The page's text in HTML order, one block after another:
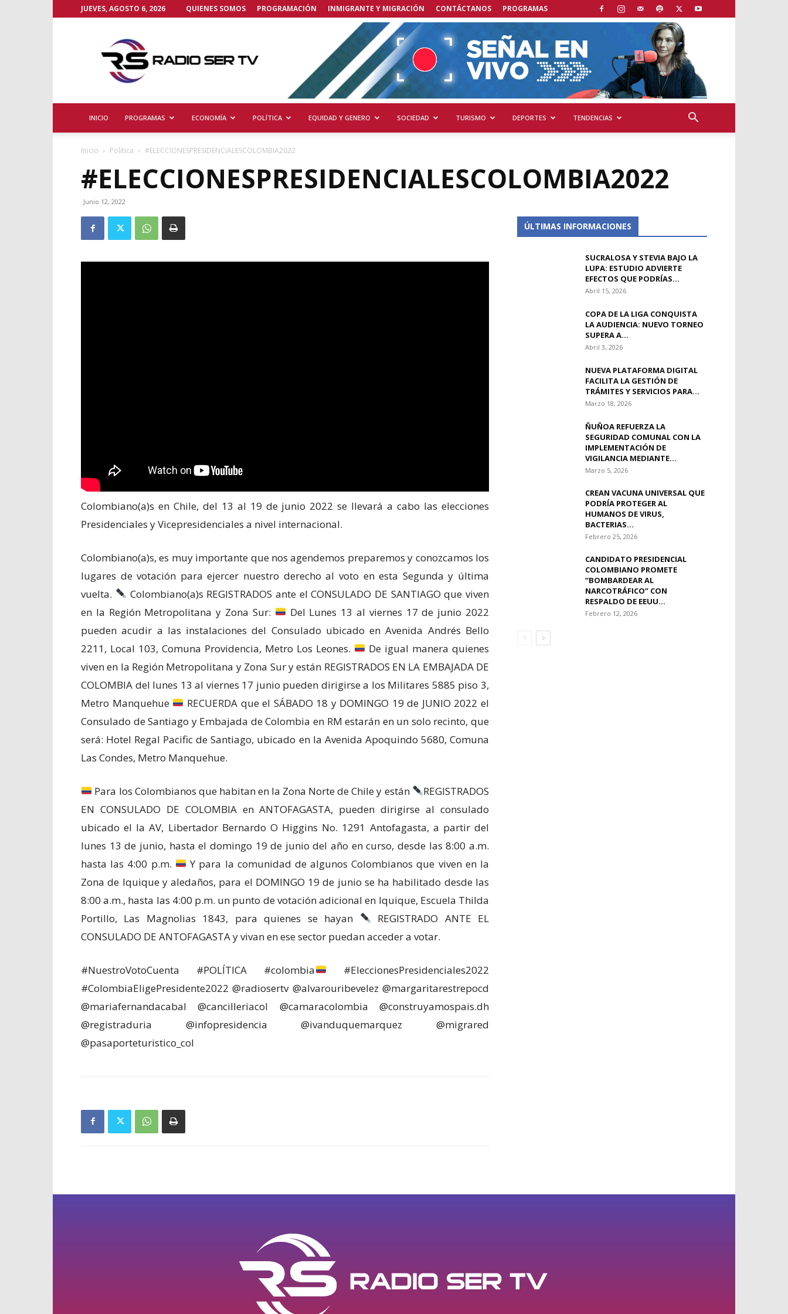
JUEVES, AGOSTO 6, 2026 QUIENES SOMOS PROGRAMACIÓN INMIGRANTE Y MIGRACIÓN CONTÁCTANOS PROGRAMAS
TV
INICIO PROGRAMAS ECONOMÍA POLÍTICA EQUIDAD Y GENERO SOCIEDAD TURISMO DEPORTES TENDENCIAS
Inicio Política #ELECCIONESPRESIDENCIALESCOLOMBIA2022
#ELECCIONESPRESIDENCIALESCOLOMBIA2022
Junio 12, 2022
Colombiano(a)s en Chile, del 13 al 19 de junio 2022 se llevará a cabo las elecciones
Presidenciales y Vicepresidenciales a nivel internacional.
Colombiano(a)s, es muy importante que nos agendemos preparemos y conozcamos los
lugares de votación para ejercer nuestro derecho al voto en esta Segunda y última
vuelta.
Colombiano(a)s REGISTRADOS ante el CONSULADO DE SANTIAGO que viven
en la Región Metropolitana y Zona Sur:
Del Lunes 13 al viernes 17 de junio 2022
pueden acudir a las instalaciones del Consulado ubicado en Avenida Andrés Bello
2211, Local 103, Comuna Providencia, Metro Los Leones.
De igual manera quienes
viven en la Región Metropolitana y Zona Sur y están REGISTRADOS EN LA EMBAJADA DE
COLOMBIA del lunes 13 al viernes 17 junio pueden dirigirse a los Militares 5885 piso 3,
Metro Manquehue
RECUERDA que el SÁBADO 18 y DOMINGO 19 de JUNIO 2022 el
Consulado de Santiago y Embajada de Colombia en RM estarán en un solo recinto, que
será: Hotel Regal Pacific de Santiago, ubicado en la Avenida Apoquindo 5680, Comuna
Las Condes, Metro Manquehue.
Para los Colombianos que habitan en la Zona Norte de Chile y están
REGISTRADOS
EN CONSULADO DE COLOMBIA en ANTOFAGASTA, pueden dirigirse al consulado
ubicado el la AV, Libertador Bernardo O Higgins No. 1291 Antofagasta, a partir del
lunes 13 de junio, hasta el domingo 19 de junio del año en curso, desde las 8:00 a.m.
hasta las 4:00 p.m.
Y para la comunidad de algunos Colombianos que viven en la
Zona de Iquique y aledaños, para el DOMINGO 19 de junio se ha habilitado desde las
8:00 a.m., hasta las 4:00 p.m. un punto de votación adicional en Iquique, Escuela Thilda
Portillo, Las Magnolias 1843, para quienes se hayan
REGISTRADO ANTE EL
CONSULADO DE ANTOFAGASTA y vivan en ese sector puedan acceder a votar.
#NuestroVotoCuenta #POLÍTICA #colombia
#EleccionesPresidenciales2022
#ColombiaEligePresidente2022 @radiosertv @alvarouribevelez @margaritarestrepocd
@mariafernandacabal @cancilleriacol @camaracolombia @construyamospais.dh
@registraduria @infopresidencia @ivanduquemarquez @migrared
@pasaporteturistico_col
ÚLTIMAS INFORMACIONES
SUCRALOSA Y STEVIA BAJO LA
LUPA: ESTUDIO ADVIERTE
EFECTOS QUE PODRÍAS...
Abril 15, 2026
COPA DE LA LIGA CONQUISTA
LA AUDIENCIA: NUEVO TORNEO
SUPERA A...
Abril 3, 2026
NUEVA PLATAFORMA DIGITAL
FACILITA LA GESTIÓN DE
TRÁMITES Y SERVICIOS PARA...
Marzo 18, 2026
ÑUÑOA REFUERZA LA
SEGURIDAD COMUNAL CON LA
IMPLEMENTACIÓN DE
VIGILANCIA MEDIANTE...
Marzo 5, 2026
CREAN VACUNA UNIVERSAL QUE
PODRÍA PROTEGER AL
HUMANOS DE VIRUS,
BACTERIAS...
Febrero 25, 2026
CANDIDATO PRESIDENCIAL
COLOMBIANO PROMETE
“BOMBARDEAR AL
NARCOTRÁFICO” CON
RESPALDO DE EEUU...
Febrero 12, 2026